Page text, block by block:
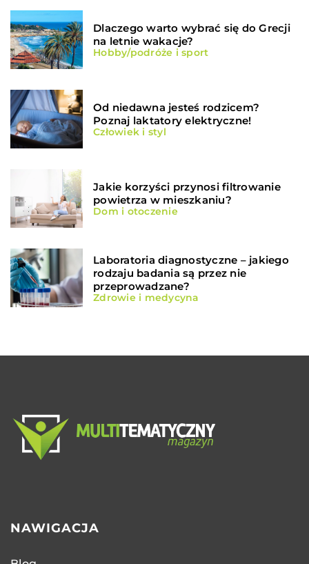
Dlaczego warto wybrać się do Grecji
na letnie wakacje?
Hobby/podróże i sport
Od niedawna jesteś rodzicem?
Poznaj laktatory elektryczne!
Człowiek i styl
Jakie korzyści przynosi filtrowanie
powietrza w mieszkaniu?
Dom i otoczenie
Laboratoria diagnostyczne – jakiego
rodzaju badania są przez nie
przeprowadzane?
Zdrowie i medycyna
NAWIGACJA